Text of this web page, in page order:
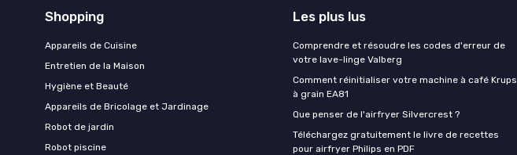
Shopping
Appareils de Cuisine
Entretien de la Maison
Hygiène et Beauté
Appareils de Bricolage et Jardinage
Robot de jardin
Robot piscine
Les plus lus
Comprendre et résoudre les codes d'erreur de
votre lave-linge Valberg
Comment réinitialiser votre machine à café Krups
à grain EA81
Que penser de l'airfryer Silvercrest ?
Téléchargez gratuitement le livre de recettes
pour airfryer Philips en PDF